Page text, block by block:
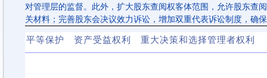
对管理层的监督。此外，扩大股东查阅权客体范围，允许股东查
关材料；完善股东会决议效力诉讼，增加双重代表诉讼制度，确
平等保护 资产受益权利 重大决策和选择管理者权利